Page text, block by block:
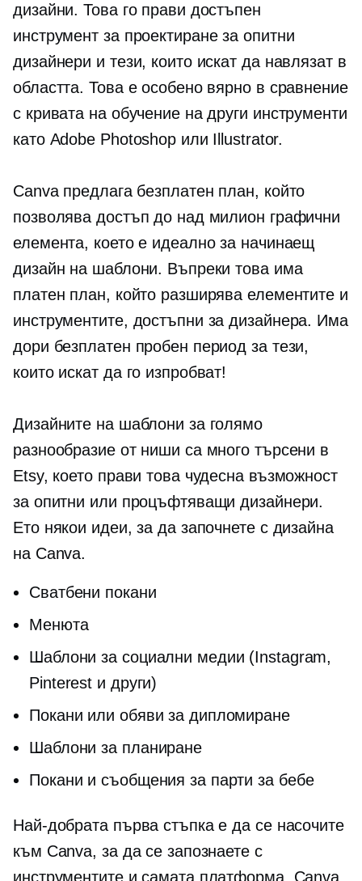
дизайни. Това го прави достъпен
инструмент за проектиране за опитни
дизайнери и тези, които искат да навлязат в
областта. Това е особено вярно в сравнение
с кривата на обучение на други инструменти
като Adobe Photoshop или Illustrator.
Canva предлага безплатен план, който
позволява достъп до над милион графични
елемента, което е идеално за начинаещ
дизайн на шаблони. Въпреки това има
платен план, който разширява елементите и
инструментите, достъпни за дизайнера. Има
дори безплатен пробен период за тези,
които искат да го изпробват!
Дизайните на шаблони за голямо
разнообразие от ниши са много търсени в
Etsy, което прави това чудесна възможност
за опитни или процъфтяващи дизайнери.
Ето някои идеи, за да започнете с дизайна
на Canva.
Сватбени покани
Менюта
Шаблони за социални медии (Instagram,
Pinterest и други)
Покани или обяви за дипломиране
Шаблони за планиране
Покани и съобщения за парти за бебе
Най-добрата първа стъпка е да се насочите
към Canva, за да се запознаете с
инструментите и самата платформа. Canva